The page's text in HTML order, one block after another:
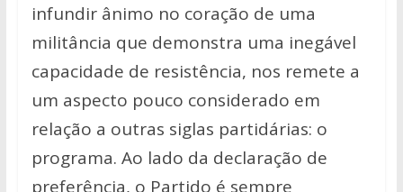
infundir ânimo no coração de uma
militância que demonstra uma inegável
capacidade de resistência, nos remete a
um aspecto pouco considerado em
relação a outras siglas partidárias: o
programa. Ao lado da declaração de
preferência, o Partido é sempre